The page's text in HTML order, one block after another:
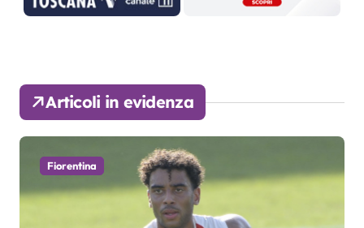
Articoli in evidenza
Fiorentina